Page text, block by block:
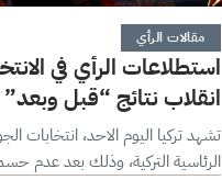
3 دقائق
مقالات الرأي
استطلاعات الرأي في
انقلاب نتائج “قبل وبعد”
تشهد تركيا اليوم الاحد، انتخابات
الرئاسية التركية، وذلك بعد عدم